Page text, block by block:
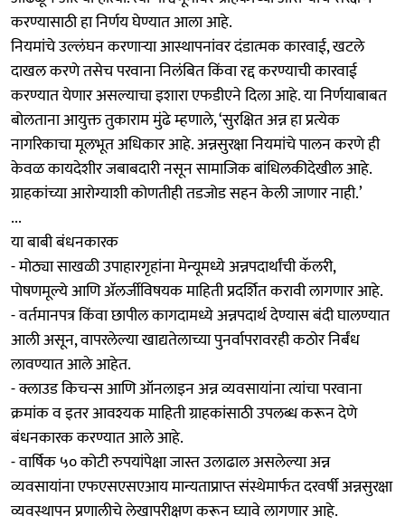
करण्यासाठी हा निर्णय घेण्यात आला आहे.
नियमांचे उल्लंघन करणाऱ्या आस्थापनांवर दंडात्मक कारवाई, खटले
दाखल करणे तसेच परवाना निलंबित किंवा रद्द करण्याची कारवाई
करण्यात येणार असल्याचा इशारा एफडीएने दिला आहे. या निर्णयाबाबत
बोलताना आयुक्त तुकाराम मुंढे म्हणाले, ‘सुरक्षित अन्न हा प्रत्येक
नागरिकाचा मूलभूत अधिकार आहे. अन्नसुरक्षा नियमांचे पालन करणे ही
केवळ कायदेशीर जबाबदारी नसून सामाजिक बांधिलकीदेखील आहे.
ग्राहकांच्या आरोग्याशी कोणतीही तडजोड सहन केली जाणार नाही.’
...
या बाबी बंधनकारक
- मोठ्या साखळी उपाहारगृहांना मेन्यूमध्ये अन्नपदार्थांची कॅलरी,
पोषणमूल्ये आणि ॲलर्जीविषयक माहिती प्रदर्शित करावी लागणार आहे.
- वर्तमानपत्र किंवा छापील कागदामध्ये अन्नपदार्थ देण्यास बंदी घालण्यात
आली असून, वापरलेल्या खाद्यतेलाच्या पुनर्वापरावरही कठोर निर्बंध
लावण्यात आले आहेत.
- क्लाउड किचन्स आणि ऑनलाइन अन्न व्यवसायांना त्यांचा परवाना
क्रमांक व इतर आवश्यक माहिती ग्राहकांसाठी उपलब्ध करून देणे
बंधनकारक करण्यात आले आहे.
- वार्षिक ५० कोटी रुपयांपेक्षा जास्त उलाढाल असलेल्या अन्न
व्यवसायांना एफएसएसएआय मान्यताप्राप्त संस्थेमार्फत दरवर्षी अन्नसुरक्षा
व्यवस्थापन प्रणालीचे लेखापरीक्षण करून घ्यावे लागणार आहे.